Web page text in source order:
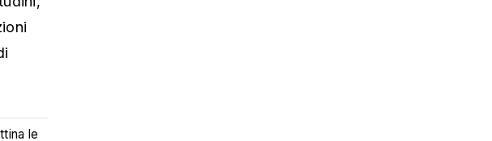
le